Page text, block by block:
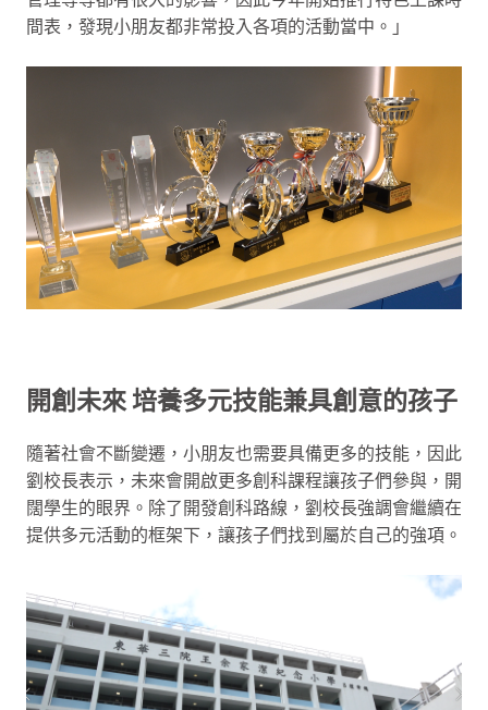
間表，發現小朋友都非常投入各項的活動當中。」
開創未來 培養多元技能兼具創意的孩子
隨著社會不斷變遷，小朋友也需要具備更多的技能，因此
劉校長表示，未來會開啟更多創科課程讓孩子們參與，開
闊學生的眼界。除了開發創科路線，劉校長強調會繼續在
提供多元活動的框架下，讓孩子們找到屬於自己的強項。